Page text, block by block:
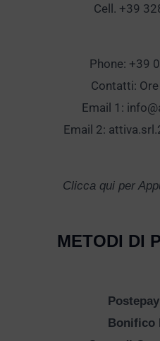
Cell. +39
Phone: +39
Contatti:
Email 1:
Email 2:
Clicca qui per
METODI DI
Bonifico